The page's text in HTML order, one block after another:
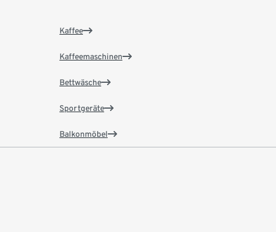
Kaffee
Kaffeemaschinen
Bettwäsche
Sportgeräte
Balkonmöbel